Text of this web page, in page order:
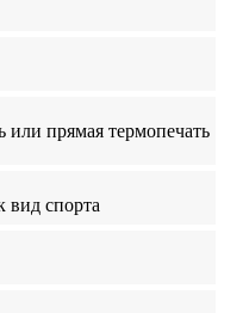
или прямая термопечать
вид спорта